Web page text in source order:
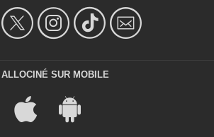
ALLOCINÉ SUR MOBILE